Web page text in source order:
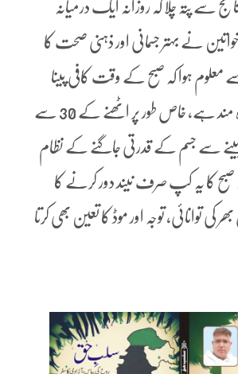
سے پتہ چلا کہ روزانہ ایک درمیانہ
نے بہتر جسمانی اور ذہنی صحت کا
معلوم ہوا کہ صبح کے وقت کافی پینا
سب سے زیادہ فائدہ مند ہے، خاص طور پر اٹھنے کے 30 سے
پینے سے جسم کے قدرتی جاگنے کے نظام
کا یہ کپ صرف نیند دور کرنے کا
کی توانائی، توجہ اور موڈ کا تعین بھی کرتا